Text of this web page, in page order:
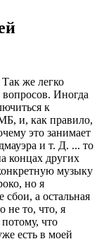
же легко
Иногда
к
и, как правило,
это занимает
и т. Д. ... то
концах других
музыку
но я
а остальная
не то, что, я
что
есть в моей